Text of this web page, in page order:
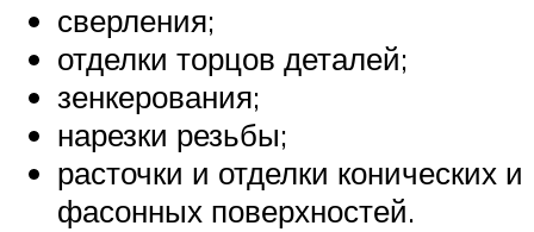
сверления;
отделки торцов деталей;
зенкерования;
нарезки резьбы;
расточки и отделки конических и
фасонных поверхностей.